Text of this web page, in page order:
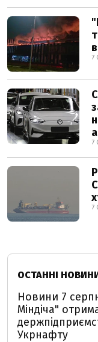
7
7
7
ОСТАННІ
Новини 7
Міндіча"
Укрнафту